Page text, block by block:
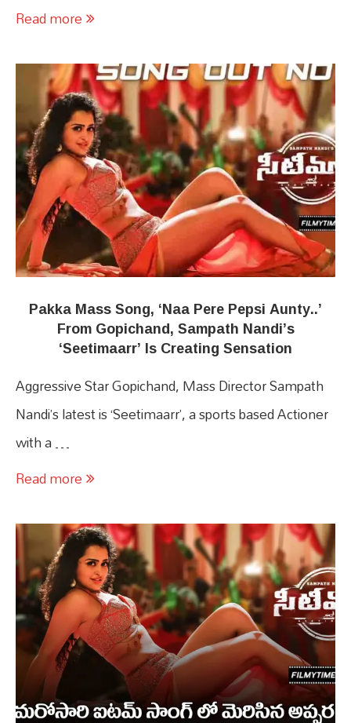
Read more
Pakka Mass Song, ‘Naa Pere Pepsi Aunty..’
From Gopichand, Sampath Nandi’s
‘Seetimaarr’ Is Creating Sensation
Aggressive Star Gopichand, Mass Director Sampath
Nandi’s latest is ‘Seetimaarr’, a sports based Actioner
with a …
Read more